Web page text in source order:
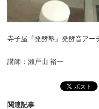
寺子屋『発酵塾』発酵音アー
講師：瀨戸山 裕一
関連記事